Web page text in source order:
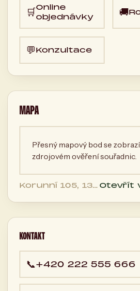
🛒Online
objednávky
🚚
💬Konzultace
MAPA
Přesný mapový bod se
zdrojovém ověření souřadnic.
Korunní 105, 130
Česká
Otevřít
KONTAKT
📞+420 222 555 666